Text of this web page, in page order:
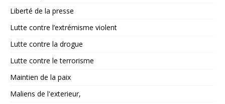
Liberté de la presse
Lutte contre l’extrémisme violent
Lutte contre la drogue
Lutte contre le terrorisme
Maintien de la paix
Maliens de l'exterieur,